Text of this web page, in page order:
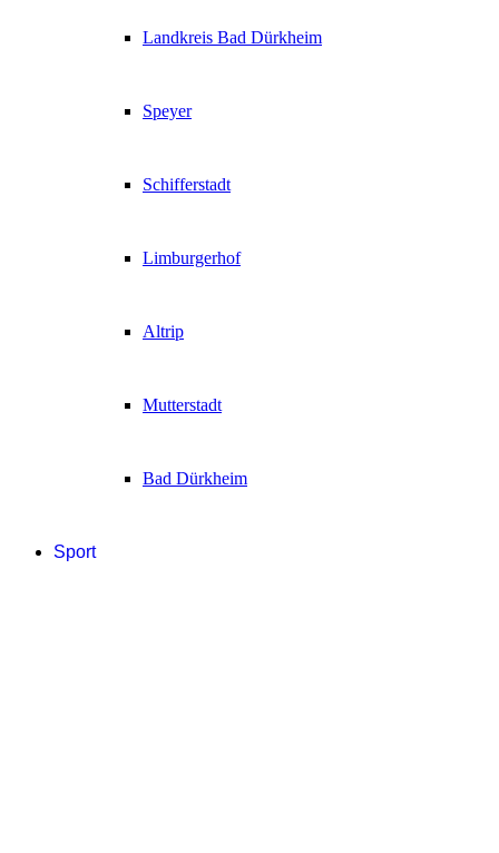
Landkreis Bad Dürkheim
Speyer
Schifferstadt
Limburgerhof
Altrip
Mutterstadt
Bad Dürkheim
Sport